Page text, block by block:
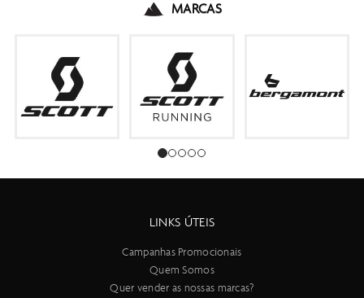
MARCAS
LINKS ÚTEIS
Campanhas Promocionais
Quem Somos
Quer vender as nossas marcas?